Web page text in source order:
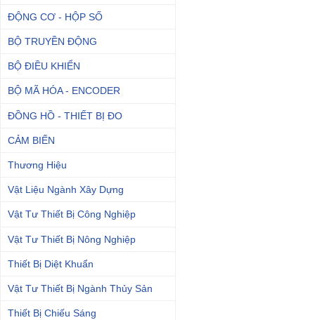
ĐỘNG CƠ - HỘP SỐ
BỘ TRUYỀN ĐỘNG
BỘ ĐIỀU KHIỂN
BỘ MÃ HÓA - ENCODER
ĐỒNG HỒ - THIẾT BỊ ĐO
CẢM BIẾN
Thương Hiệu
Vật Liệu Ngành Xây Dựng
Vật Tư Thiết Bị Công Nghiệp
Vật Tư Thiết Bị Nông Nghiệp
Thiết Bị Diệt Khuẩn
Vật Tư Thiết Bị Ngành Thủy Sản
Thiết Bị Chiếu Sáng